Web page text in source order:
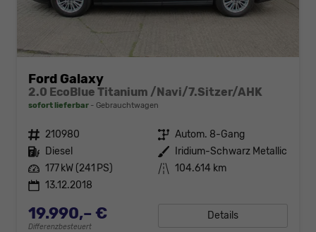
Ford Galaxy
2.0 EcoBlue Titanium /Navi/7.Sitzer/AHK
sofort lieferbar Gebrauchtwagen
Fahrzeugnr. 210980 Getriebe Autom. 8-Gang
Kraftstoff Diesel Außenfarbe
Iridium-Schwarz Metallic
Leistung 177 kW (241 PS) Kilometerstand 104.614 km
13.12.2018
19.990,– €
Differenzbesteuert
Details